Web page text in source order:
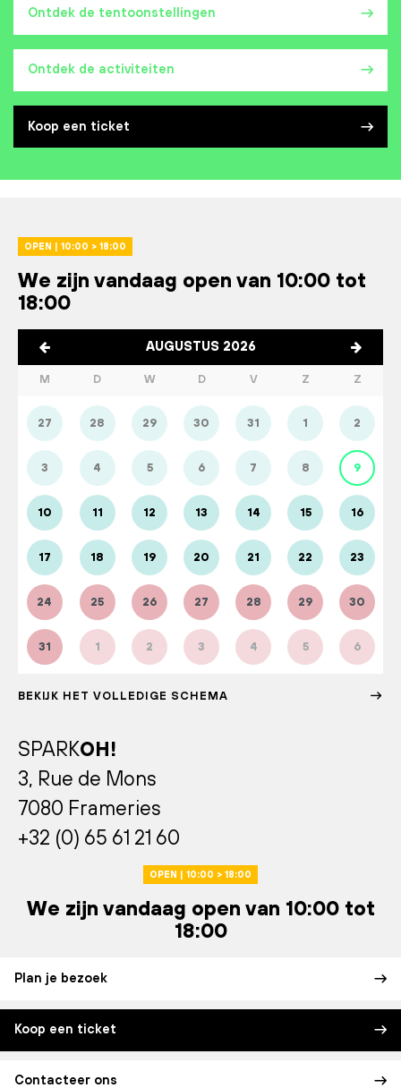
Ontdek de tentoonstellingen
Ontdek de activiteiten
Koop een ticket
OPEN | 10:00 > 18:00
We zijn vandaag open van 10:00 tot
18:00
AUGUSTUS 2026
M D W D V Z Z
27 28 29 30 31 1 2
3 4 5 6 7 8 9
10 11 12 13 14 15 16
17 18 19 20 21 22 23
24 25 26 27 28 29 30
31 1 2 3 4 5 6
BEKIJK HET VOLLEDIGE SCHEMA
SPARKOH!
3, Rue de Mons
7080 Frameries
+32 (0) 65 61 21 60
OPEN | 10:00 > 18:00
We zijn vandaag open van 10:00 tot
18:00
Plan je bezoek
Koop een ticket
Contacteer ons